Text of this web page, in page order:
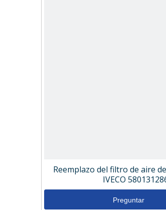
Reemplazo del filtro de aire
IVECO
Preguntar